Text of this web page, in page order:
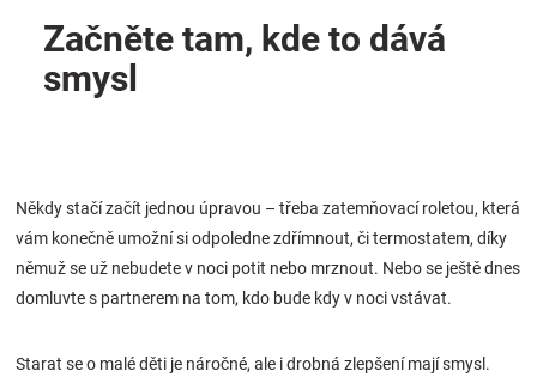
Začněte tam, kde to dává
smysl
Někdy stačí začít jednou úpravou – třeba zatemňovací roletou, která
vám konečně umožní si odpoledne zdřímnout, či termostatem, díky
němuž se už nebudete v noci potit nebo mrznout. Nebo se ještě dnes
domluvte s partnerem na tom, kdo bude kdy v noci vstávat.
Starat se o malé děti je náročné, ale i drobná zlepšení mají smysl.